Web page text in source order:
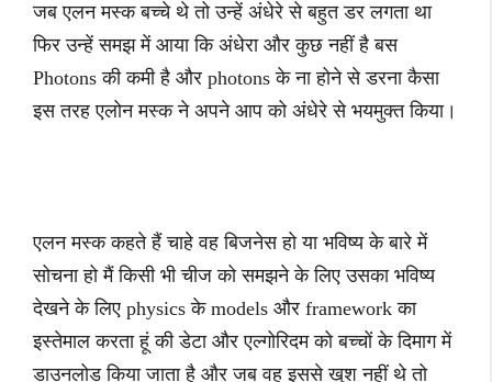
जब एलन मस्क बच्चे थे तो उन्हें अंधेरे से बहुत डर लगता था
फिर उन्हें समझ में आया कि अंधेरा और कुछ नहीं है बस
Photons की कमी है और photons के ना होने से डरना कैसा
इस तरह एलोन मस्क ने अपने आप को अंधेरे से भयमुक्त किया।
एलन मस्क कहते हैं चाहे वह बिजनेस हो या भविष्य के बारे में
सोचना हो मैं किसी भी चीज को समझने के लिए उसका भविष्य
देखने के लिए physics के models और framework का
इस्तेमाल करता हूं की डेटा और एल्गोरिदम को बच्चों के दिमाग में
डाउनलोड किया जाता है और जब वह इससे खुश नहीं थे तो